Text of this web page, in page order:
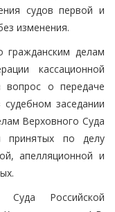
судов первой и
изменения.
делам
кассационной
вопрос о передаче
заседании
Верховного Суда
принятых по делу
апелляционной и
Суда Российской